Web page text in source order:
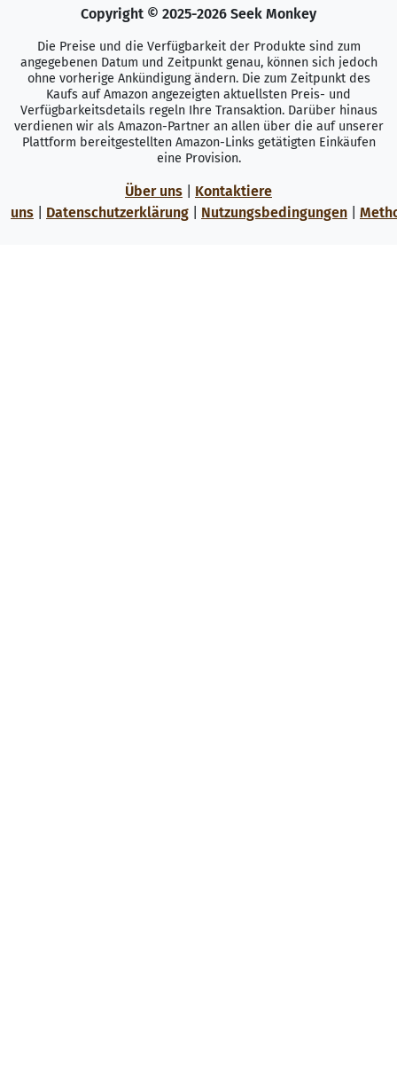
Copyright © 2025-2026 Seek Monkey
Die Preise und die Verfügbarkeit der Produkte sind zum
angegebenen Datum und Zeitpunkt genau, können sich jedoch
ohne vorherige Ankündigung ändern. Die zum Zeitpunkt des
Kaufs auf Amazon angezeigten aktuellsten Preis- und
Verfügbarkeitsdetails regeln Ihre Transaktion. Darüber hinaus
verdienen wir als Amazon-Partner an allen über die auf unserer
Plattform bereitgestellten Amazon-Links getätigten Einkäufen
eine Provision.
Über uns
Kontaktiere
uns
Datenschutzerklärung Nutzungsbedingungen